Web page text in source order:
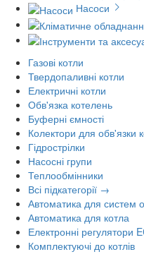
Насоси
Газові котли
Твердопаливні котли
Електричні котли
Обв'язка котелень
Буферні ємності
Колектори для обв'язки
Гідрострілки
Насосні групи
Теплообмінники
Всі підкатегорії →
Автоматика для систем
Автоматика для котла
Електронні регулятори
Комплектуючі до котлів